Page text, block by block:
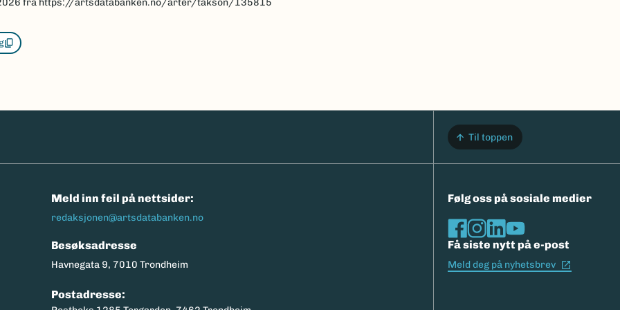
Til toppen
Meld inn feil på nettsider:
redaksjonen@artsdatabanken.no
Besøksadresse
Havnegata 9, 7010 Trondheim
Postadresse:
Følg oss på sosiale medier
Få siste nytt på e-post
Meld deg på nyhetsbrev